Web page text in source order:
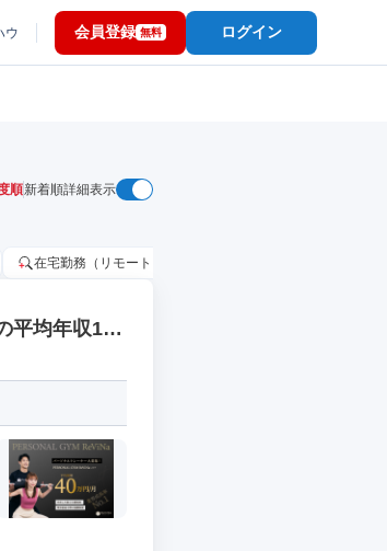
ウ 会員登録 無料 ログイン
順新着順詳細表示
在宅勤務（リモートワーク）OK
平均年収1,5